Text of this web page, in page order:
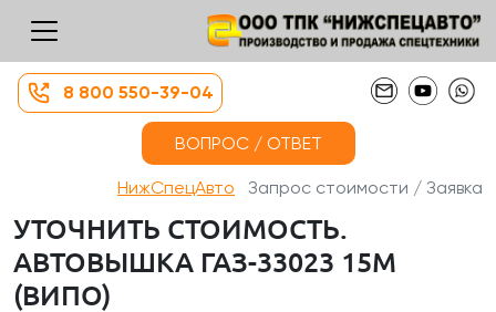
8 800 550-39-04
ВОПРОС / ОТВЕТ
НижСпецАвто Запрос стоимости / Заявка
УТОЧНИТЬ СТОИМОСТЬ.
АВТОВЫШКА ГАЗ-33023 15М
(ВИПО)